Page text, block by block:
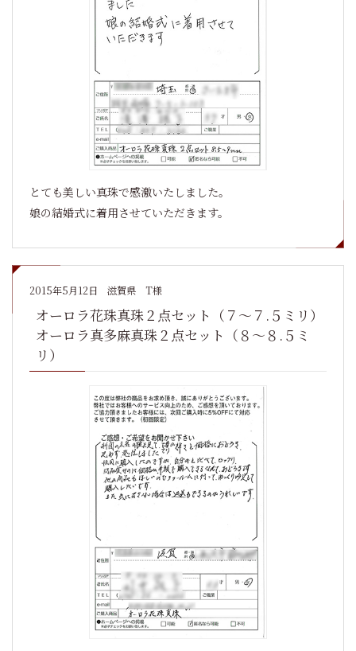
とても美しい真珠で感激いたしました。
娘の結婚式に着用させていただきます。
2015年5月12日 滋賀県 T様
オーロラ花珠真珠２点セット（７～７.５ミリ）
オーロラ真多麻真珠２点セット（８～８.５ミ
リ）